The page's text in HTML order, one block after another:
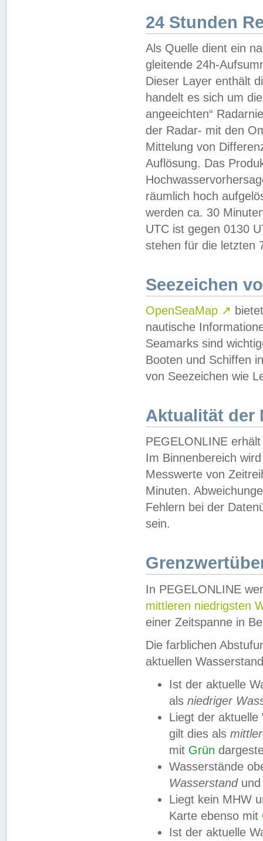
24 Stunden
Als Quelle dient ein
gleitende 24h-
Dieser Layer enthält
handelt es sich um
angeeichten“
der Radar- mit den
Mittelung von
Auflösung. Das
räumlich hoch
werden ca. 30
UTC ist gegen 0130
stehen für die letzten
Seezeichen
OpenSeaMap ↗
nautische
Seamarks sind
Booten und Schiffen
von Seezeichen wie
Aktualität der
PEGELONLINE
Im Binnenbereich
Messwerte von
Minuten.
Fehlern bei der
sein.
In PEGELONLINE
mittleren niedrigsten
einer Zeitspanne in
Die farblichen
aktuellen
Ist der aktuelle
als niedriger
Liegt der
gilt dies als
mit Grün
Wasserstände
Wasserstandund
Liegt kein MHW
Karte ebenso mit
Ist der aktuelle